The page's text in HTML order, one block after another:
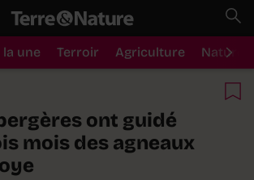
la une Terroir Agriculture Nature
ont guidé
mois des agneaux